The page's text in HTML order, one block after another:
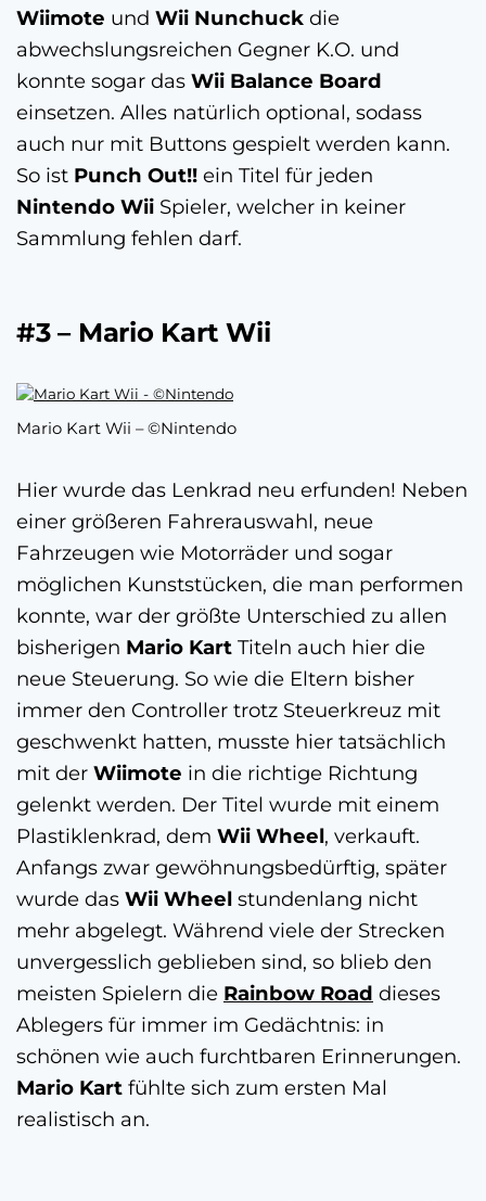
Wiimote und Wii Nunchuck die
abwechslungsreichen Gegner K.O. und
konnte sogar das Wii Balance Board
einsetzen. Alles natürlich optional, sodass
auch nur mit Buttons gespielt werden kann.
So ist Punch Out!! ein Titel für jeden
Nintendo Wii Spieler, welcher in keiner
Sammlung fehlen darf.
#3 – Mario Kart Wii
Mario Kart Wii – ©Nintendo
Hier wurde das Lenkrad neu erfunden! Neben
einer größeren Fahrerauswahl, neue
Fahrzeugen wie Motorräder und sogar
möglichen Kunststücken, die man performen
konnte, war der größte Unterschied zu allen
bisherigen Mario Kart Titeln auch hier die
neue Steuerung. So wie die Eltern bisher
immer den Controller trotz Steuerkreuz mit
geschwenkt hatten, musste hier tatsächlich
mit der Wiimote in die richtige Richtung
gelenkt werden. Der Titel wurde mit einem
Plastiklenkrad, dem Wii Wheel, verkauft.
Anfangs zwar gewöhnungsbedürftig, später
wurde das Wii Wheel stundenlang nicht
mehr abgelegt. Während viele der Strecken
unvergesslich geblieben sind, so blieb den
meisten Spielern die Rainbow Road dieses
Ablegers für immer im Gedächtnis: in
schönen wie auch furchtbaren Erinnerungen.
Mario Kart fühlte sich zum ersten Mal
realistisch an.